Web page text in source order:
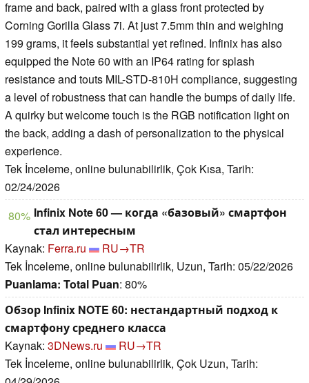
frame and back, paired with a glass front protected by
Corning Gorilla Glass 7i. At just 7.5mm thin and weighing
199 grams, it feels substantial yet refined. Infinix has also
equipped the Note 60 with an IP64 rating for splash
resistance and touts MIL-STD-810H compliance, suggesting
a level of robustness that can handle the bumps of daily life.
A quirky but welcome touch is the RGB notification light on
the back, adding a dash of personalization to the physical
experience.
Tek İnceleme, online bulunabilirlik, Çok Kısa, Tarih:
02/24/2026
80% Infinix Note 60 — когда «базовый» смартфон
стал интересным
Kaynak: Ferra.ru
RU→TR
Tek İnceleme, online bulunabilirlik, Uzun, Tarih: 05/22/2026
Puanlama: Total Puan: 80%
Обзор Infinix NOTE 60: нестандартный подход к
смартфону среднего класса
Kaynak: 3DNews.ru
RU→TR
Tek İnceleme, online bulunabilirlik, Çok Uzun, Tarih: